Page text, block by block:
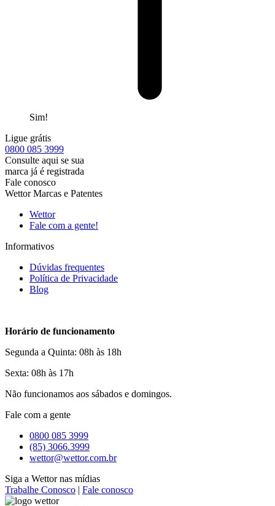
Sim!
Ligue grátis
0800 085 3999
Consulte aqui se sua
marca já é registrada
Fale conosco
Wettor Marcas e Patentes
Wettor
Fale com a gente!
Informativos
Dúvidas frequentes
Política de Privacidade
Blog
Horário de funcionamento
Segunda a Quinta: 08h às 18h
Sexta: 08h às 17h
Não funcionamos aos sábados e domingos.
Fale com a gente
0800 085 3999
(85) 3066.3999
wettor@wettor.com.br
Siga a Wettor nas mídias
Trabalhe Conosco | Fale conosco